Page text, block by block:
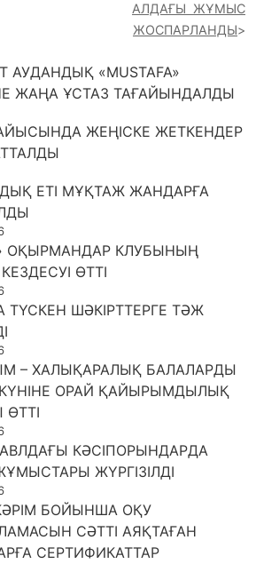
АЛДАҒЫ ЖҰМЫС
ЖОСПАРЛАНДЫ
«MUSTAFA»
ЖАҢА ҰСТАЗ ТАҒАЙЫНДАЛДЫ
ЖЕҢІСКЕ ЖЕТКЕНДЕР
ЕТІ МҰҚТАЖ ЖАНДАРҒА
ОҚЫРМАНДАР КЛУБЫНЫҢ
ӨТТІ
ТҮСКЕН ШӘКІРТТЕРГЕ ТӘЖ
– ХАЛЫҚАРАЛЫҚ БАЛАЛАРДЫ
КҮНІНЕ ОРАЙ ҚАЙЫРЫМДЫЛЫҚ
КӘСІПОРЫНДАРДА
ЖҮРГІЗІЛДІ
БОЙЫНША ОҚУ
СӘТТІ АЯҚТАҒАН
СЕРТИФИКАТТАР